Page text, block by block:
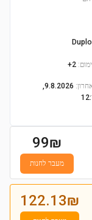
Duplo
:
2+
:
9.8.2026,
99₪
מעבר לחנות
122.13₪